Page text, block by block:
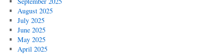
August 2025
July 2025
June 2025
May 2025
April 2025